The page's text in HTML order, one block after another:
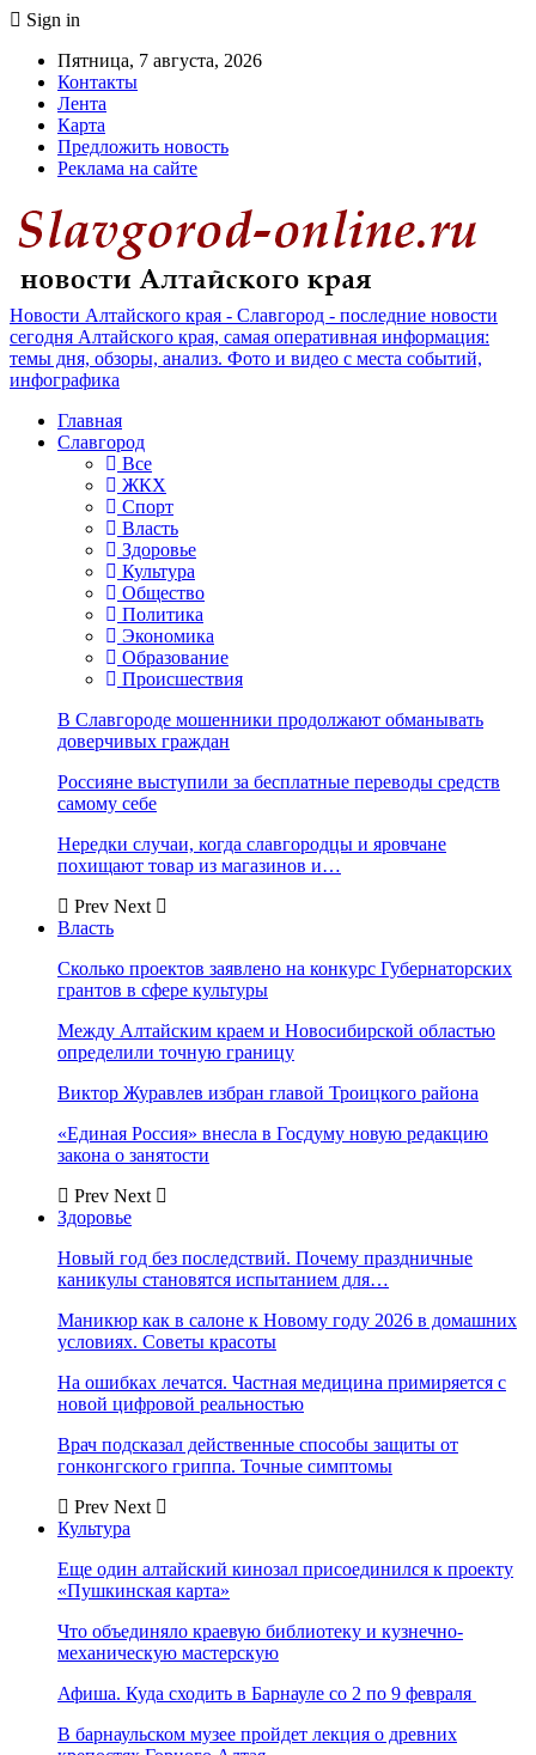
Sign in
Пятница, 7 августа, 2026
Контакты
Лента
Карта
Предложить новость
Реклама на сайте
Новости Алтайского края - Славгород - последние новости
сегодня Алтайского края, самая оперативная информация:
темы дня, обзоры, анализ. Фото и видео с места событий,
инфографика
Главная
Славгород
Все
ЖКХ
Спорт
Власть
Здоровье
Культура
Общество
Политика
Экономика
Образование
Происшествия
В Славгороде мошенники продолжают обманывать
доверчивых граждан
Россияне выступили за бесплатные переводы средств
самому себе
Нередки случаи, когда славгородцы и яровчане
похищают товар из магазинов и…
Prev Next
Власть
Сколько проектов заявлено на конкурс Губернаторских
грантов в сфере культуры
Между Алтайским краем и Новосибирской областью
определили точную границу
Виктор Журавлев избран главой Троицкого района
«Единая Россия» внесла в Госдуму новую редакцию
закона о занятости
Prev Next
Здоровье
Новый год без последствий. Почему праздничные
каникулы становятся испытанием для…
Маникюр как в салоне к Новому году 2026 в домашних
условиях. Советы красоты
На ошибках лечатся. Частная медицина примиряется с
новой цифровой реальностью
Врач подсказал действенные способы защиты от
гонконгского гриппа. Точные симптомы
Prev Next
Культура
Еще один алтайский кинозал присоединился к проекту
«Пушкинская карта»
Что объединяло краевую библиотеку и кузнечно-
механическую мастерскую
Афиша. Куда сходить в Барнауле со 2 по 9 февраля
В барнаульском музее пройдет лекция о древних